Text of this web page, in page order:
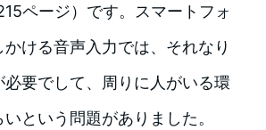
ページ）です。スマートフォ
ける音声入力では、それなり
要でして、周りに人がいる環
という問題がありました。